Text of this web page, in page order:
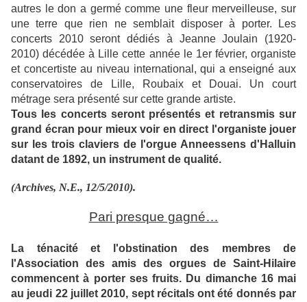
autres le don a germé comme une fleur merveilleuse, sur
une terre que rien ne semblait disposer à porter. Les
concerts 2010 seront dédiés à Jeanne Joulain (1920-
2010) décédée à Lille cette année le 1er février, organiste
et concertiste au niveau international, qui a enseigné aux
conservatoires de Lille, Roubaix et Douai. Un court
métrage sera présenté sur cette grande artiste.
Tous les concerts seront présentés et retransmis sur
grand écran pour mieux voir en direct l'organiste jouer
sur les trois claviers de l'orgue Anneessens d'Halluin
datant de 1892, un instrument de qualité.
(Archives, N.E., 12/5/2010).
Pari presque gagné…
La ténacité et l'obstination des membres de
l'Association des amis des orgues de Saint-Hilaire
commencent à porter ses fruits. Du dimanche 16 mai
au jeudi 22 juillet 2010, sept récitals ont été donnés par